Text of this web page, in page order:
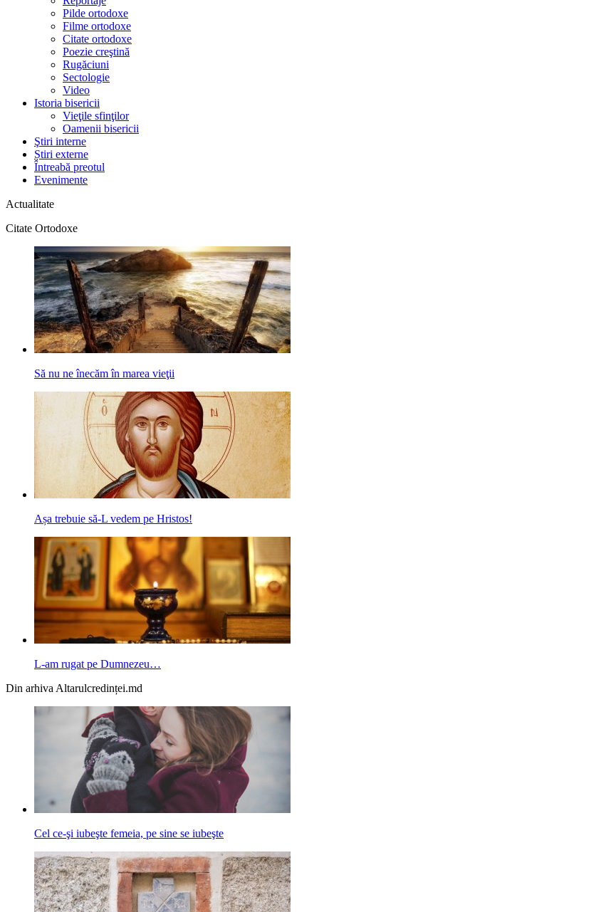
Pilde ortodoxe
Filme ortodoxe
Citate ortodoxe
Poezie creştină
Rugăciuni
Sectologie
Video
Istoria bisericii
Vieţile sfinţilor
Oamenii bisericii
Ştiri interne
Știri externe
Întreabă preotul
Evenimente
Actualitate
Citate Ortodoxe
Să nu ne înecăm în marea vieţii
Așa trebuie să-L vedem pe Hristos!
L-am rugat pe Dumnezeu…
Din arhiva Altarulcredinței.md
Cel ce-şi iubeşte femeia, pe sine se iubeşte